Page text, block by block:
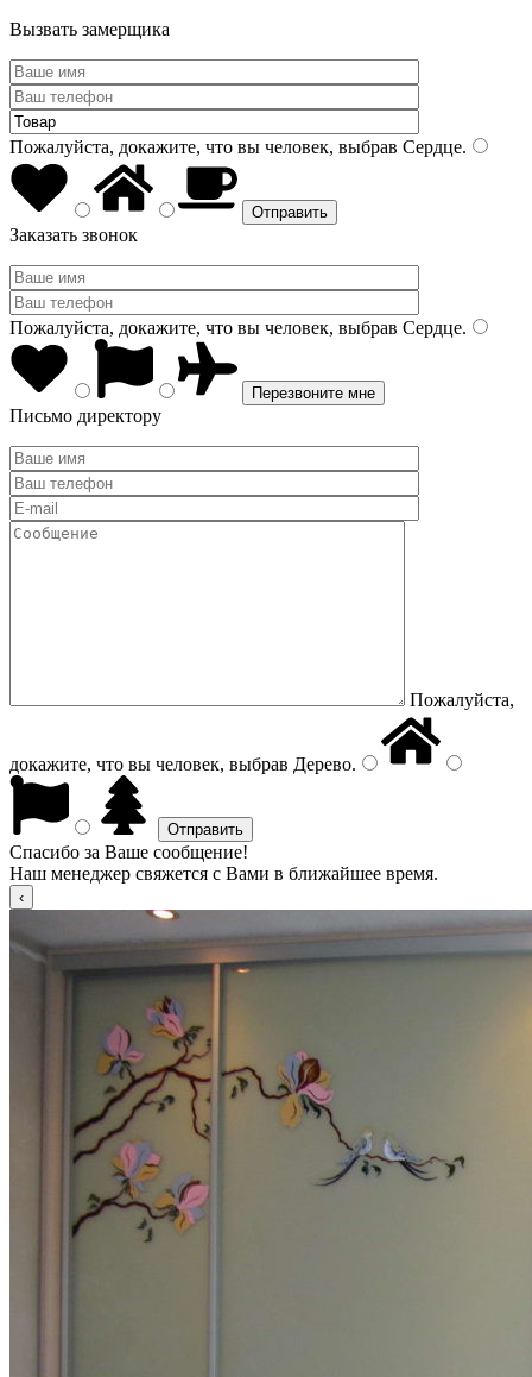
Вызвать замерщика
Пожалуйста, докажите, что вы человек, выбрав Сердце.
Заказать звонок
Пожалуйста, докажите, что вы человек, выбрав Сердце.
Письмо директору
Пожалуйста,
докажите, что вы человек, выбрав Дерево.
Спасибо за Ваше сообщение!
Наш менеджер свяжется с Вами в ближайшее время.